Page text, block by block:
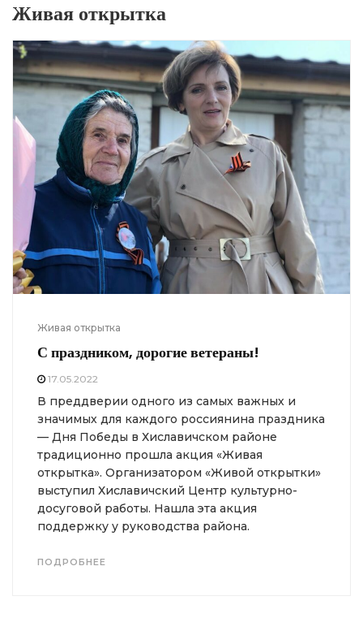
Живая открытка
Живая открытка
С праздником, дорогие ветераны!
17.05.2022
В преддверии одного из самых важных и
значимых для каждого россиянина праздника
— Дня Победы в Хиславичском районе
традиционно прошла акция «Живая
открытка». Организатором «Живой открытки»
выступил Хиславичский Центр культурно-
досуговой работы. Нашла эта акция
поддержку у руководства района.
ПОДРОБНЕЕ